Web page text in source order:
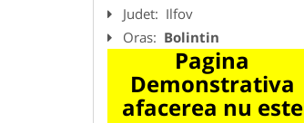
Judet: Ilfov
Oras: Bolintin
Pagina
Demonstrativa
afacerea nu este